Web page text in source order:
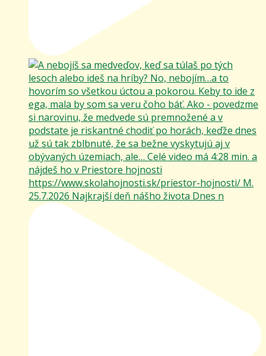
25.7.2026 Najkrajší deň nášho života Dnes n